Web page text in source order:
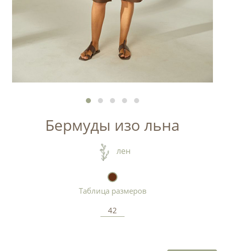
Бермуды изо льна
лен
Таблица размеров
42